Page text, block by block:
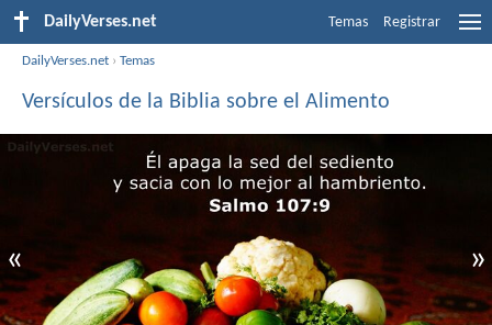
DailyVerses.net Temas Registrar
DailyVerses.net ›Temas
Versículos de la Biblia sobre el Alimento
« »